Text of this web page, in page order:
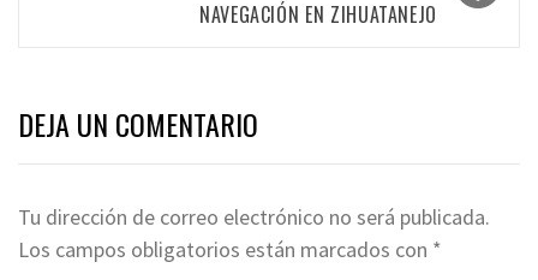
NAVEGACIÓN EN ZIHUATANEJO
DEJA UN COMENTARIO
Tu dirección de correo electrónico no será publicada.
Los campos obligatorios están marcados con *